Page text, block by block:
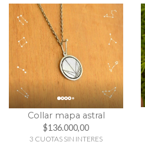
Collar mapa astral
$136.000,00
3 CUOTAS SIN INTERES